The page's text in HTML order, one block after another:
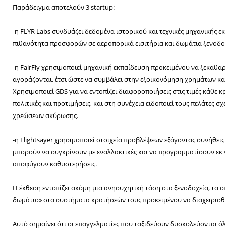
Παράδειγμα αποτελούν 3 startup:
-η FLYR Labs συνδυάζει δεδομένα ιστορικού και τεχνικές μηχανικής
πιθανότητα προσφορών σε αεροπορικά εισιτήρια και δωμάτια
-η FairFly χρησιμοποιεί μηχανική εκπαίδευση προκειμένου να
αγοράζονται, έτσι ώστε να συμβάλει στην εξοικονόμηση χρημάτων
Χρησιμοποιεί GDS για να εντοπίζει διαφοροποιήσεις στις τιμές κάθε
πολιτικές και προτιμήσεις, και στη συνέχεια ειδοποιεί τους
χρεώσεων ακύρωσης.
-η Flightsayer χρησιμοποιεί στοιχεία προβλέψεων εξάγοντας
μπορούν να συγκρίνουν με εναλλακτικές και να προγραμματίσουν εκ
αποφύγουν καθυστερήσεις.
Η έκθεση εντοπίζει ακόμη μια ανησυχητική τάση στα ξενοδοχεία, τα
δωμάτιο» στα συστήματα κρατήσεών τους προκειμένου να
Αυτό σημαίνει ότι οι επαγγελματίες που ταξιδεύουν δυσκολεύονται